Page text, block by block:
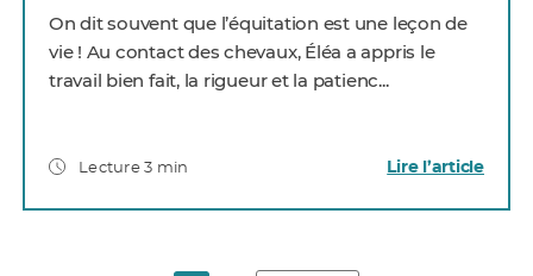
On dit souvent que l’équitation est une leçon de
vie ! Au contact des chevaux, Éléa a appris le
travail bien fait, la rigueur et la patienc...
Lecture 3 min Lire l’article